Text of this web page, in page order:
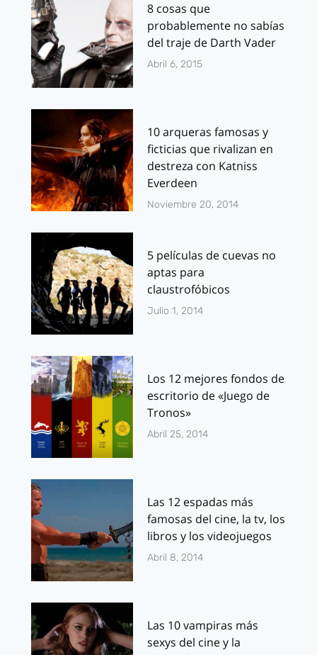
8 cosas que
probablemente no sabías
del traje de Darth Vader
Abril 6, 2015
10 arqueras famosas y
ficticias que rivalizan en
destreza con Katniss
Everdeen
Noviembre 20, 2014
5 películas de cuevas no
aptas para
claustrofóbicos
Julio 1, 2014
Los 12 mejores fondos de
escritorio de «Juego de
Tronos»
Abril 25, 2014
Las 12 espadas más
famosas del cine, la tv, los
libros y los videojuegos
Abril 8, 2014
Las 10 vampiras más
sexys del cine y la